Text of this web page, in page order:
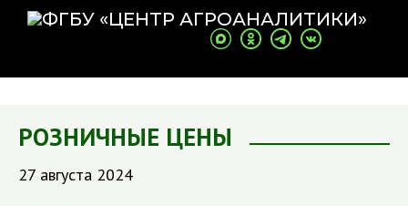
РОЗНИЧНЫЕ ЦЕНЫ
27 августа 2024